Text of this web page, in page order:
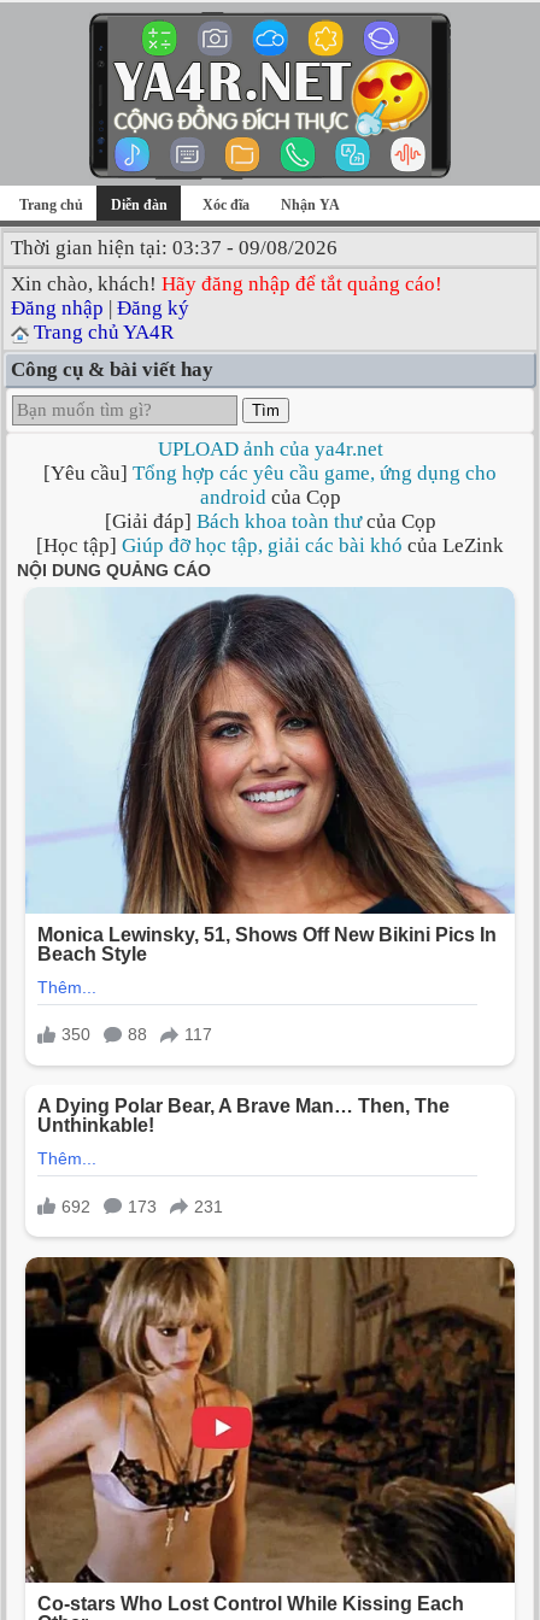
Trang chủ Diễn đàn Xóc đĩa Nhận YA
Thời gian hiện tại: 03:37 - 09/08/2026
Xin chào, khách! Hãy đăng nhập để tắt quảng cáo!
Đăng nhập | Đăng ký
Trang chủ YA4R
Công cụ & bài viết hay
Tìm
UPLOAD ảnh của ya4r.net
[Yêu cầu] Tổng hợp các yêu cầu game, ứng dụng cho
androidcủa Cọp
[Giải đáp] Bách khoa toàn thưcủa Cọp
[Học tập] Giúp đỡ học tập, giải các bài khó của LeZink